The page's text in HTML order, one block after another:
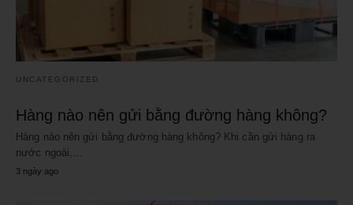
UNCATEGORIZED
Hàng nào nên gửi bằng đường hàng không?
Hàng nào nên gửi bằng đường hàng không? Khi cần gửi hàng ra
nước ngoài,…
3 ngày ago